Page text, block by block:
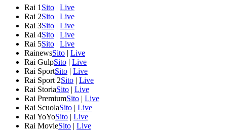
Rai 1 Sito | Live
Rai 2Sito | Live
Rai 3Sito | Live
Rai 4Sito | Live
Rai 5Sito | Live
RainewsSito | Live
Rai GulpSito | Live
Rai SportSito | Live
Rai Sport 2Sito | Live
Rai StoriaSito | Live
Rai PremiumSito | Live
Rai ScuolaSito | Live
Rai YoYoSito | Live
Rai MovieSito | Live